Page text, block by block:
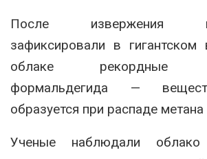
После извержения
зафиксировали в гигантском
облаке рекордные
формальдегида —
образуется при распаде
Ученые наблюдали